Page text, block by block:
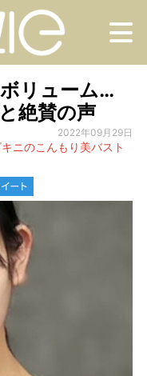
リューム…
絶賛の声
2022年09月29日
ニのこんもり美バスト